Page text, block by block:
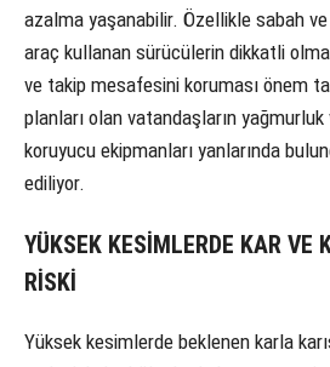
azalma yaşanabilir. Özellikle sabah
araç kullanan sürücülerin dikkatli
ve takip mesafesini koruması önem
planları olan vatandaşların
koruyucu ekipmanları yanlarında
ediliyor.
YÜKSEK KESİMLERDE KAR VE
RİSKİ
Yüksek kesimlerde beklenen karla